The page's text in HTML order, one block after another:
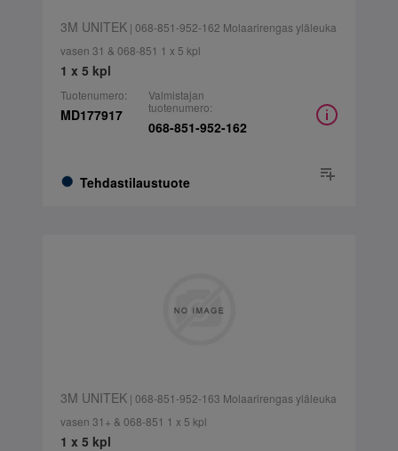
3M UNITEK| 068-851-952-162 Molaarirengas yläleuka
vasen 31 & 068-851 1 x 5 kpl
1 x 5 kpl
Tuotenumero:
MD177917
Tehdastilaustuote
Valmistajan
tuotenumero:
068-851-952-162
3M UNITEK| 068-851-952-163 Molaarirengas yläleuka
vasen 31+ & 068-851 1 x 5 kpl
1 x 5 kpl